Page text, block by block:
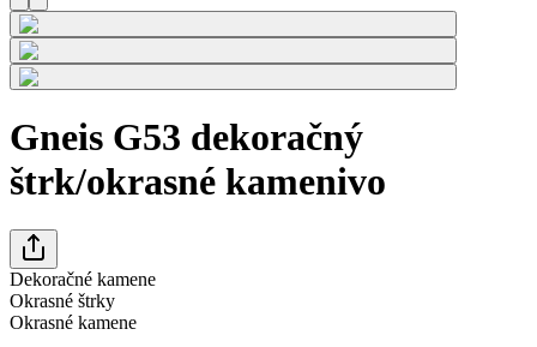
Gneis G53 dekoračný
štrk/okrasné kamenivo
Dekoračné kamene
Okrasné štrky
Okrasné kamene